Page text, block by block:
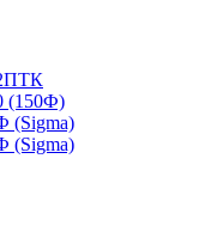
(150Ф)
(Sigma)
(Sigma)